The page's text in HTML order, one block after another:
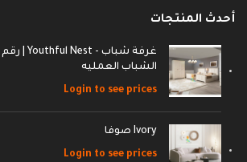
أحدث المنتجات
الشباب العمليه
Login to see prices
Ivory صوفا
Login to see prices